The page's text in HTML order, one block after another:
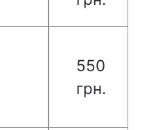
550
грн.